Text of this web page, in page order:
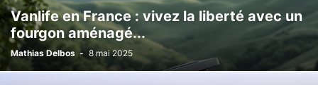
Vanlife en France : vivez la liberté avec un
fourgon aménagé...
Mathias Delbos - 8 mai 2025